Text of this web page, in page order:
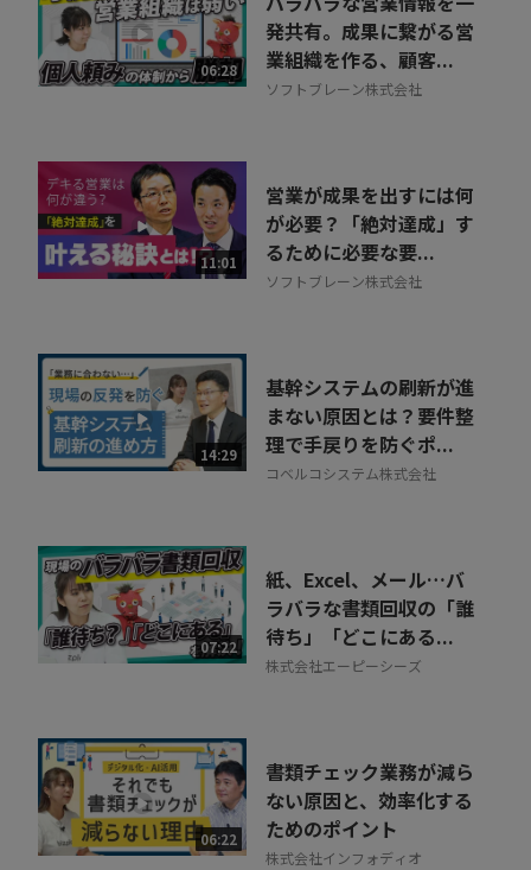
06:28
発共有。成果に繋がる営
業組織を作る、顧客...
ソフトブレーン株式会社
11:01
営業が成果を出すには何
が必要？「絶対達成」す
るために必要な要...
ソフトブレーン株式会社
14:29
基幹システムの刷新が進
まない原因とは？要件整
理で手戻りを防ぐポ...
コベルコシステム株式会社
07:22
紙、Excel、メール…バ
ラバラな書類回収の「誰
待ち」「どこにある...
株式会社エーピーシーズ
06:22
書類チェック業務が減ら
ない原因と、効率化する
ためのポイント
株式会社インフォディオ